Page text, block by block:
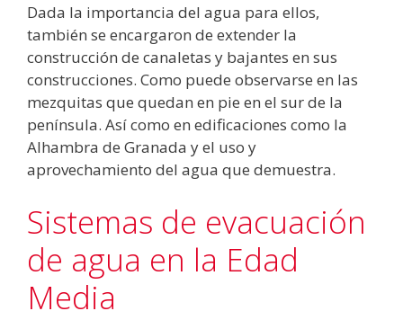
Dada la importancia del agua para ellos,
también se encargaron de extender la
construcción de canaletas y bajantes en sus
construcciones. Como puede observarse en las
mezquitas que quedan en pie en el sur de la
península. Así como en edificaciones como la
Alhambra de Granada y el uso y
aprovechamiento del agua que demuestra.
Sistemas de evacuación
de agua en la Edad
Media